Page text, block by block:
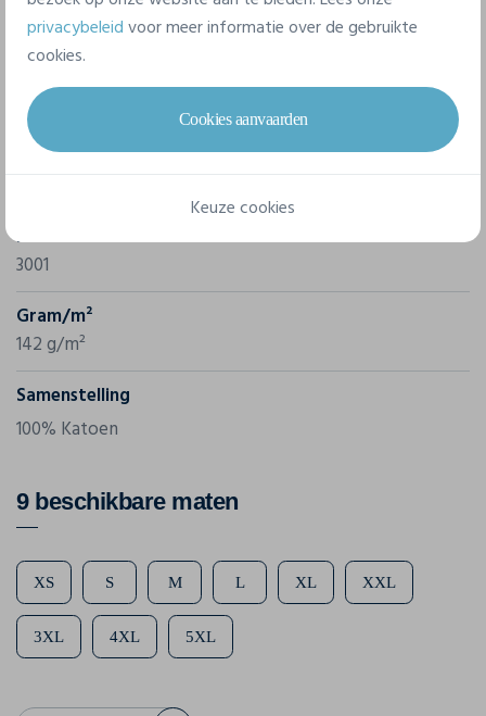
Eigenschappen
Merk
Referentie
3001
Gram/m²
142 g/m²
Samenstelling
100% Katoen
9 beschikbare maten
XS S M L XL XXL
3XL 4XL 5XL
privacybeleidvoor meer informatie over de gebruikte
cookies.
Cookies aanvaarden
Keuze cookies